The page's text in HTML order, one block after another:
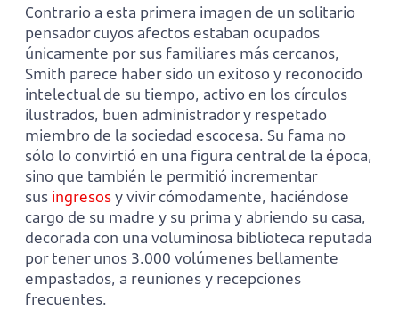
Contrario a esta primera imagen de un solitario
pensador cuyos afectos estaban ocupados
únicamente por sus familiares más cercanos,
Smith parece haber sido un exitoso y reconocido
intelectual de su tiempo, activo en los círculos
ilustrados, buen administrador y respetado
miembro de la sociedad escocesa. Su fama no
sólo lo convirtió en una figura central de la época,
sino que también le permitió incrementar
sus ingresosy vivir cómodamente, haciéndose
cargo de su madre y su prima y abriendo su casa,
decorada con una voluminosa biblioteca reputada
por tener unos 3.000 volúmenes bellamente
empastados, a reuniones y recepciones
frecuentes.